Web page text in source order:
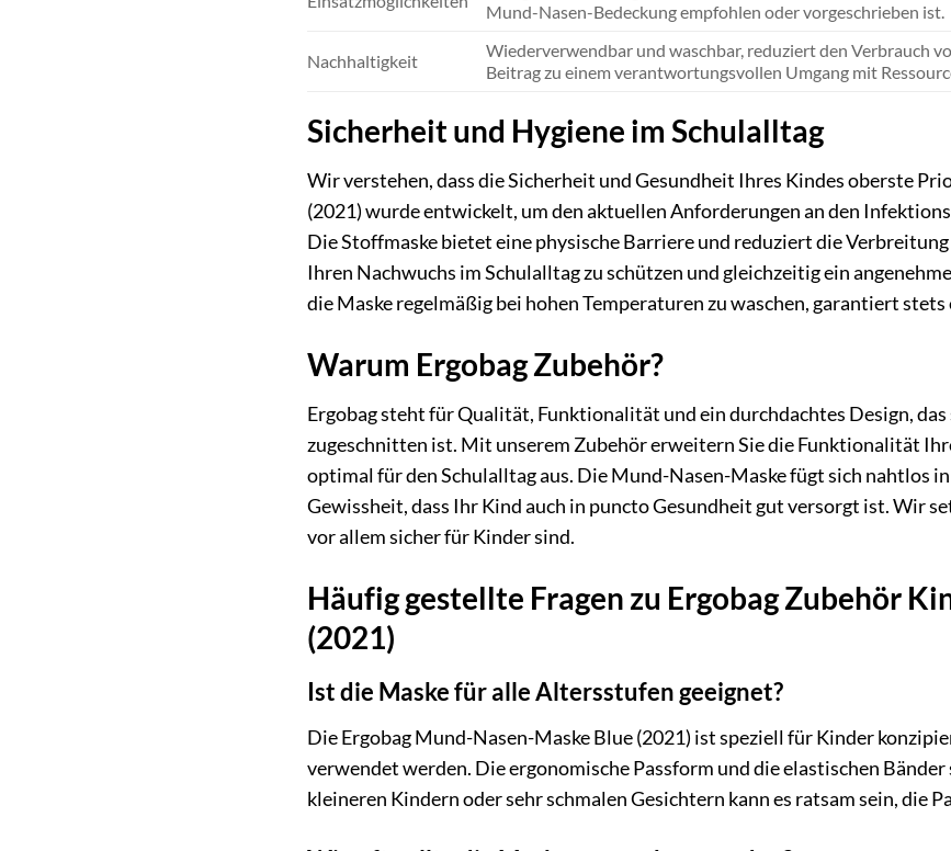
Mund-Nasen-Bedeckung empfohlen oder vorgeschrieben ist.
Nachhaltigkeit
Wiederverwendbar und waschbar, reduziert den Verbrauch
Beitrag zu einem verantwortungsvollen Umgang mit
Sicherheit und Hygiene im Schulalltag
Wir verstehen, dass die Sicherheit und Gesundheit Ihres Kindes oberste
(2021) wurde entwickelt, um den aktuellen Anforderungen an den
Die Stoffmaske bietet eine physische Barriere und reduziert die
Ihren Nachwuchs im Schulalltag zu schützen und gleichzeitig ein
die Maske regelmäßig bei hohen Temperaturen zu waschen, garantiert stets
Warum Ergobag Zubehör?
Ergobag steht für Qualität, Funktionalität und ein durchdachtes Design,
zugeschnitten ist. Mit unserem Zubehör erweitern Sie die Funktionalität
optimal für den Schulalltag aus. Die Mund-Nasen-Maske fügt sich nahtlos
Gewissheit, dass Ihr Kind auch in puncto Gesundheit gut versorgt ist. Wir
vor allem sicher für Kinder sind.
Häufig gestellte Fragen zu Ergobag Zubehör
(2021)
Ist die Maske für alle Altersstufen geeignet?
Die Ergobag Mund-Nasen-Maske Blue (2021) ist speziell für Kinder
verwendet werden. Die ergonomische Passform und die elastischen
kleineren Kindern oder sehr schmalen Gesichtern kann es ratsam sein, die